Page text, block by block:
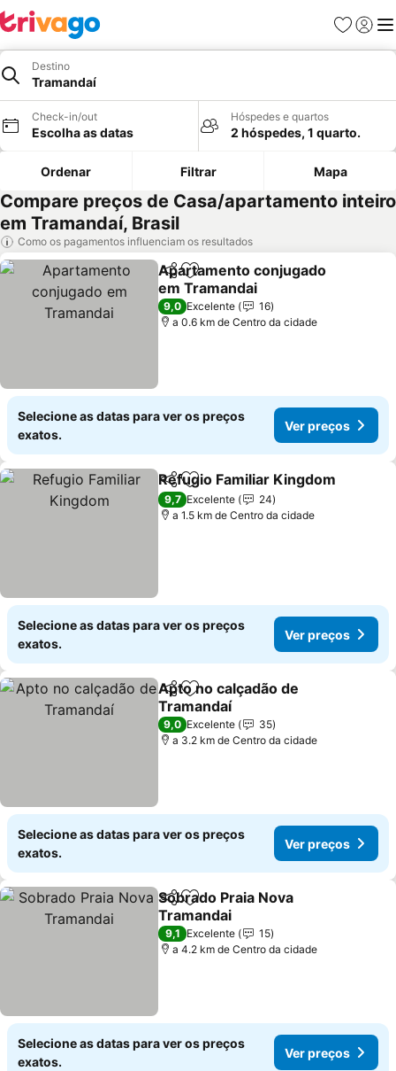
Favoritos
Iniciar
Destino
Tramandaí
Check-in/out
Escolha as datas
Hóspedes e quartos
2 hóspedes, 1 quarto.
Ordenar Filtrar Mapa
Compare preços de Casa/apartamento inteiro
em Tramandaí, Brasil
Como os pagamentos influenciam os resultados
PartilharAdicionar aos favoritos
Apartamento conjugado
em Tramandai
9,0 Excelente
16
a 0.6 km de Centro da cidade
Selecione as datas para ver os preços
exatos.
Ver preços
PartilharAdicionar aos favoritos
Refugio Familiar Kingdom
9,7 Excelente
24
a 1.5 km de Centro da cidade
Selecione as datas para ver os preços
exatos.
Ver preços
PartilharAdicionar aos favoritos
Apto no calçadão de
Tramandaí
9,0 Excelente
35
a 3.2 km de Centro da cidade
Selecione as datas para ver os preços
exatos.
Ver preços
PartilharAdicionar aos favoritos
Sobrado Praia Nova
Tramandai
9,1 Excelente
15
a 4.2 km de Centro da cidade
Selecione as datas para ver os preços
exatos.
Ver preços